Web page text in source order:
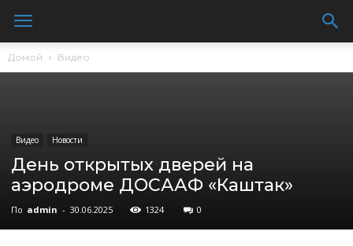
Домой Видео
Видео Новости
День открытых дверей на
аэродроме ДОСААФ «Каштак»
По admin - 30.06.2025 1324 0